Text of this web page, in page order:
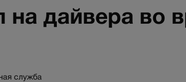
на дайвера во
служба